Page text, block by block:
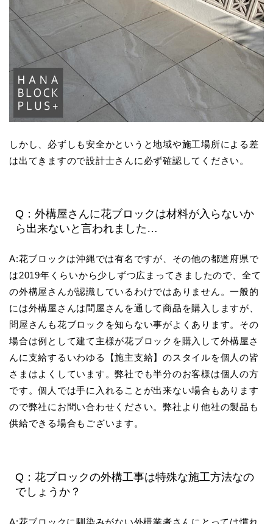
しかし、必ずしも安全かというと地域や施工場所による差
は出てきますので設計士さんに必ず確認してください。
Q：外構屋さんに花ブロックは材料が入らないか
ら出来ないと言われました…
A:花ブロックは沖縄では有名ですが、その他の都道府県で
は2019年くらいから少しずつ広まってきましたので、全て
の外構屋さんが認識しているわけではありません。一般的
には外構屋さんは問屋さんを通して商品を購入しますが、
問屋さんも花ブロックを知らない事がよくあります。その
場合は例として建て主様が花ブロックを購入して外構屋さ
んに支給するいわゆる【施主支給】のスタイルを個人の皆
さまはよくしています。弊社でも半分のお客様は個人の方
です。個人では手に入れることが出来ない場合もあります
ので弊社にお問い合わせください。弊社より他社の製品も
供給できる場合もございます。
Q：花ブロックの外構工事は特殊な施工方法なの
でしょうか？
A:花ブロックに馴染みがない外構業者さんにとっては慣れ